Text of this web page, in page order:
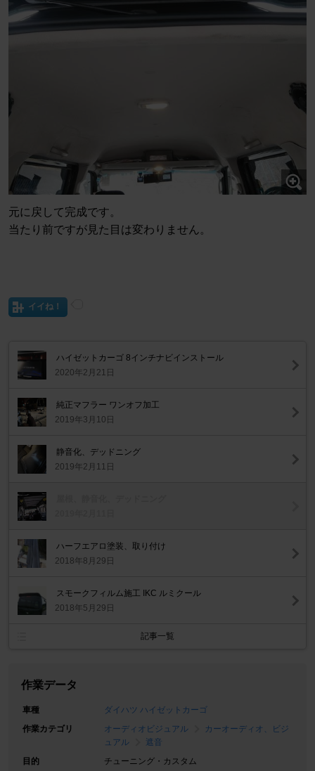
元に戻して完成です。
当たり前ですが見た目は変わりません。
イイね！
ハイゼットカーゴ 8インチナビインストール
2020年2月21日
純正マフラー ワンオフ加工
2019年3月10日
静音化、デッドニング
2019年2月11日
ハーフエアロ塗装、取り付け
2018年8月29日
スモークフィルム施工 IKC ルミクール
2018年5月29日
記事一覧
作業データ
車種
ダイハツ ハイゼットカーゴ
作業カテゴリ
オーディオビジュアル
カーオーディオ、ビジ
ュアル
遮音
目的
チューニング・カスタム